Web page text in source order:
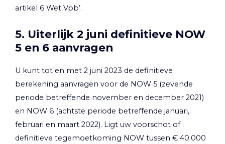
artikel 6 Wet Vpb’.
5. Uiterlijk 2 juni definitieve NOW
5 en 6 aanvragen
U kunt tot en met 2 juni 2023 de definitieve
berekening aanvragen voor de NOW 5 (zevende
periode betreffende november en december 2021)
en NOW 6 (achtste periode betreffende januari,
februari en maart 2022). Ligt uw voorschot of
definitieve tegemoetkoming NOW tussen € 40.000